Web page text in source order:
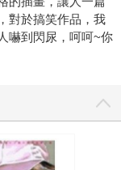
對於搞笑作品，我
嚇到閃尿，呵呵~你